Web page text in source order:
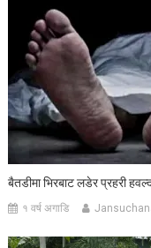
बैतडीमा भिरबाट लडेर प्रहरी
१ वर्ष अगाडि